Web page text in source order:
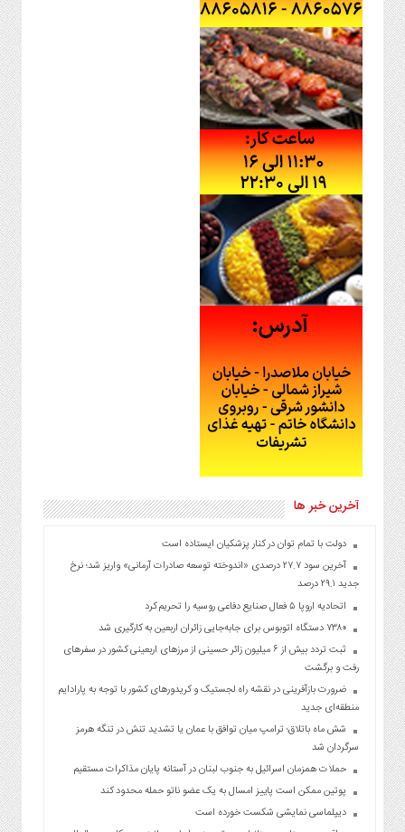
آخرین خبر ها
دولت با تمام توان در کنار پزشکیان ایستاده است
آخرین سود ۲۷.۷ درصدی «اندوخته توسعه صادرات آرمانی» واریز شد؛ نرخ
جدید ۲۹.۱ درصد
اتحادیه اروپا ۵ فعال صنایع دفاعی روسیه را تحریم کرد
۷۳۸۰ دستگاه اتوبوس برای جابه‌جایی زائران اربعین به‌ کارگیری شد
ثبت تردد بیش از ۶ میلیون زائر حسینی از مرزهای اربعینی کشور در سفرهای
رفت و برگشت
ضرورت بازآفرینی در نقشه راه لجستیک و کریدورهای کشور با توجه به پارادایم
منطقه‌ای جدید
شش ماه باتلاق؛ ترامپ میان توافق با عمان یا تشدید تنش در تنگه هرمز
سرگردان شد
حملات همزمان اسرائیل به جنوب لبنان در آستانه پایان مذاکرات مستقیم
پوتین ممکن است پاییز امسال به یک عضو ناتو حمله محدود کند
دیپلماسی نمایشی شکست خورده است